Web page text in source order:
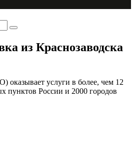
из Краснозаводска
услуги в более, чем 12
пунктов России и 2000 городов